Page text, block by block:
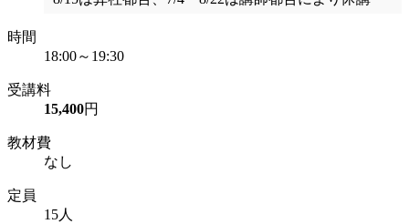
時間
18:00～19:30
受講料
15,400円
教材費
なし
定員
15人